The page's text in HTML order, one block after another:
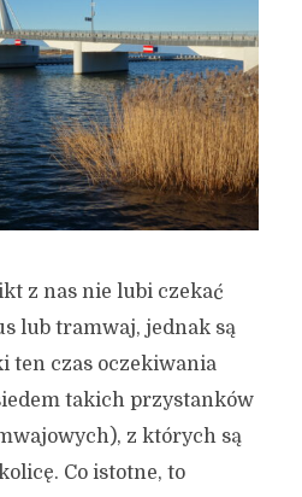
z nas nie lubi czekać
lub tramwaj, jednak są
ten czas oczekiwania
takich przystanków
z których są
Co istotne, to